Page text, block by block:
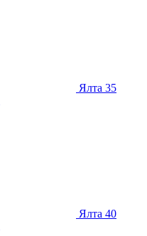
Ялта 35
Ялта 40